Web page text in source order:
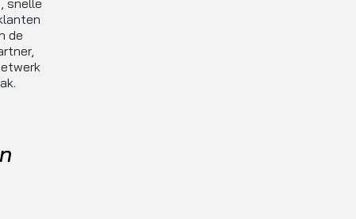
snelle
de